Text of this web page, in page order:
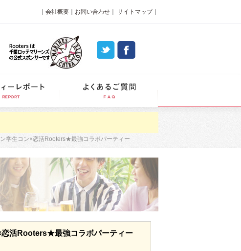
会社概要 お問い合わせ サイトマップ｜
学生コン×恋活Rooters★最強コラボパーティー
恋活Rooters★最強コラボパーティー